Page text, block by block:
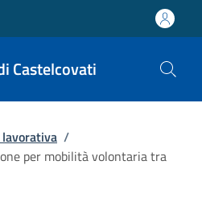
Castelcovati
/
per mobilità volontaria tra